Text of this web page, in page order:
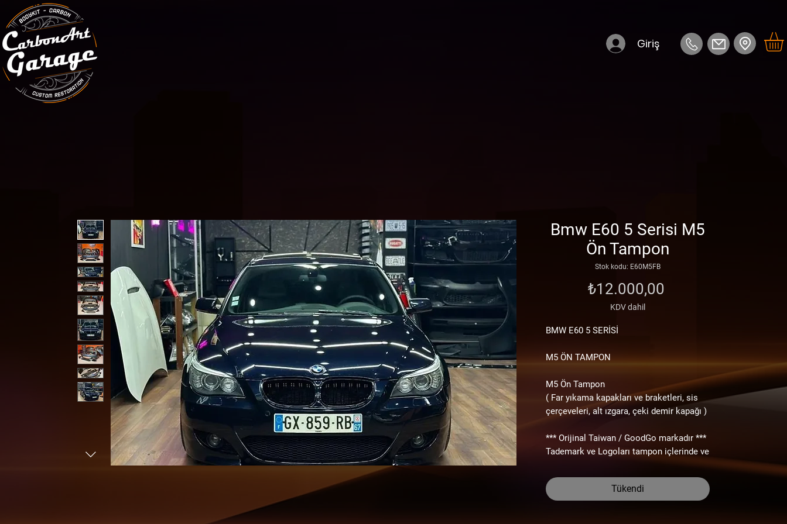
Giriş
Bmw E60 5 Serisi M5
Ön Tampon
Stok kodu: E60M5FB
₺12.000,00
KDV dahil
BMW E60 5 SERİSİ
M5 ÖN TAMPON
M5 Ön Tampon
( Far yıkama kapakları ve braketleri, sis
çerçeveleri, alt ızgara, çeki demir kapağı )
*** Orijinal Taiwan / GoodGo markadır ***
Tademark ve Logoları tampon içlerinde ve
diğer parçalar üzerinde görebilirsiniz.
Lütfen “ Çin malı mı ? “ diye sormayınız.
Taiwan diyip Çin malı satan firmalardan
Tükendi